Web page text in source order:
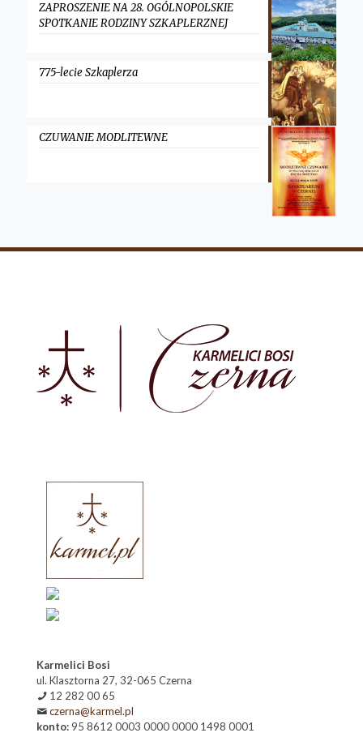
ZAPROSZENIE NA 28. OGÓLNOPOLSKIE
SPOTKANIE RODZINY SZKAPLERZNEJ
775-lecie Szkaplerza
CZUWANIE MODLITEWNE
Karmelici Bosi
ul. Klasztorna 27, 32-065 Czerna
12 282 00 65
czerna@karmel.pl
konto: 95 8612 0003 0000 0000 1498 0001